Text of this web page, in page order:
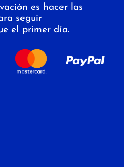
es hacer las
seguir
el primer día.